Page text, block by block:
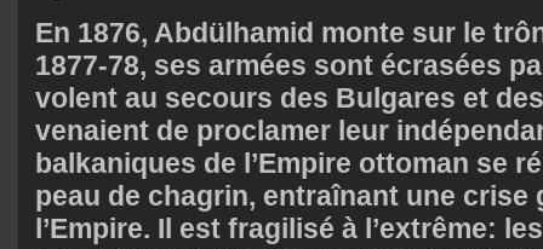
En 1876, Abdülhamid monte sur le
1877-78, ses armées sont écrasées
volent au secours des Bulgares et
venaient de proclamer leur
balkaniques de l’Empire ottoman se
peau de chagrin, entraînant une crise
l’Empire. Il est fragilisé à l’extrême: